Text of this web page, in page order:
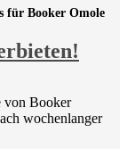
für Booker Omole
von Booker
wochenlanger